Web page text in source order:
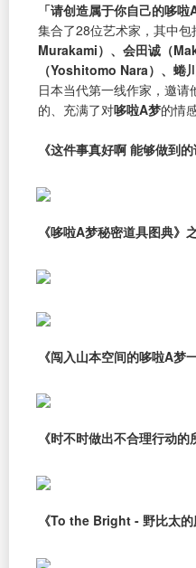
「请创造属于你自己的哆啦
集合了28位艺术家，其中包
Murakami）、会田诚（
（Yoshitomo Nara）、蜷
日本当代第一线作家，邀
的、充满了对哆啦A梦的情
《这件事真好啊 能够做到
《哆啦A梦秘密道具图典
《闯入山本空间的哆啦A梦
《时不时做出不合理行动
《To the Bright - 野比太